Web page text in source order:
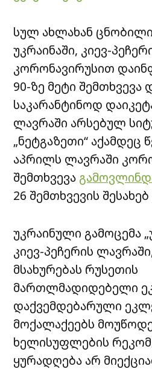
სულ ახლახან
უკრაინაში, კიევ-
კორონავირუსით
90-ზე მეტი
საკარანტინოდ
ლავრაში არსებულ
„ნეტგაზეთი“ აქამდეც
აპრილს ლავრაში
შემთხვევა
26 შემთხვევის
უკრაინული გამოცემა
კიევ-პეჩერის
მსახურებას რუსეთის
მართლმადიდებელი
დაქვემდებარული
მოქალაქეებს
ხელისუფლების
ყურადღება არ